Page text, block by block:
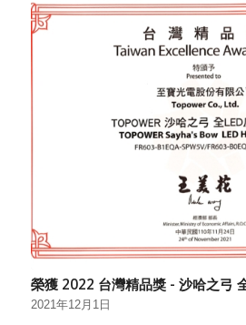
榮獲 2022 台灣精品獎 - 沙哈之弓
2021年12月1日